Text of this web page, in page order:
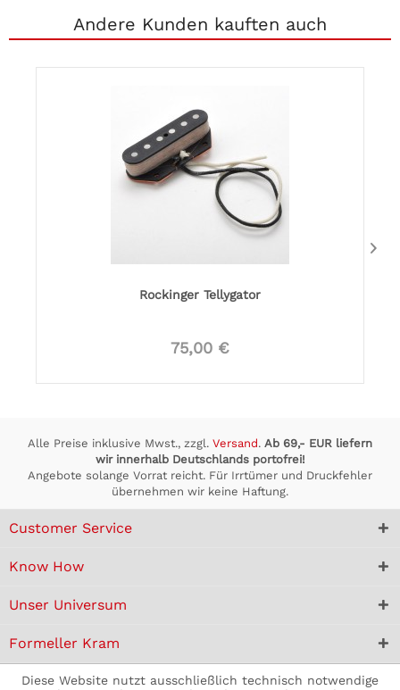
Andere Kunden kauften auch
Rockinger Tellygator
75,00 €
Alle Preise inklusive Mwst., zzgl. Versand. Ab 69,- EUR liefern
wir innerhalb Deutschlands portofrei!
Angebote solange Vorrat reicht. Für Irrtümer und Druckfehler
übernehmen wir keine Haftung.
Customer Service
Know How
Unser Universum
Formeller Kram
Diese Website nutzt ausschließlich technisch notwendige